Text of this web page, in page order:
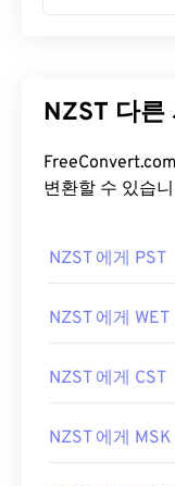
NZST 다른
변환할 수 있습
NZST 에게 PST
NZST 에게 WET
NZST 에게 CST
NZST 에게 MSK